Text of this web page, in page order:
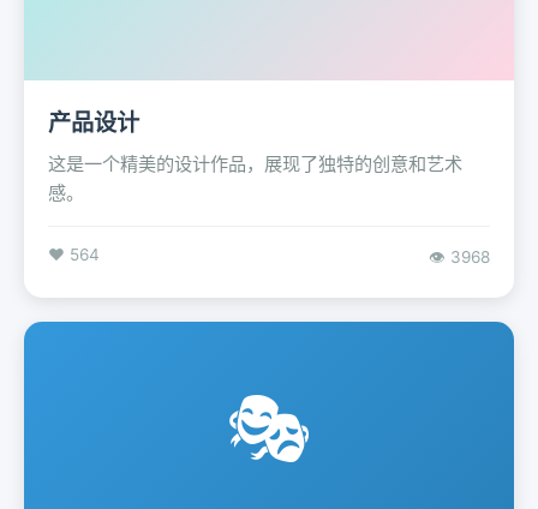
产品设计
这是一个精美的设计作品，展现了独特的创意和艺术
感。
❤️ 564 👁️ 3968
🎭